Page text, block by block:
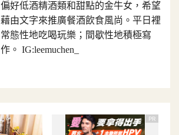
偏好低酒精酒類和甜點的金牛女，希望
藉由文字來推廣餐酒飲食風尚。平日裡
常態性地吃喝玩樂；間歇性地積極寫
作。 IG:leemuchen_
PR